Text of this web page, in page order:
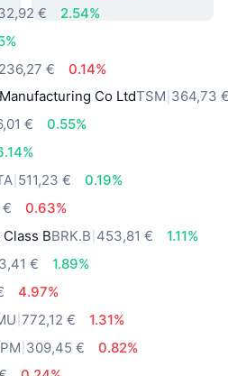
€
2.54%
236,27 €
0.14%
Co LtdTSM 364,73
€
0.55%
511,23 €
0.19%
€
0.63%
BBRK.B 453,81 €
1.11%
€
1.89%
4.97%
772,12 €
1.31%
309,45 €
0.82%